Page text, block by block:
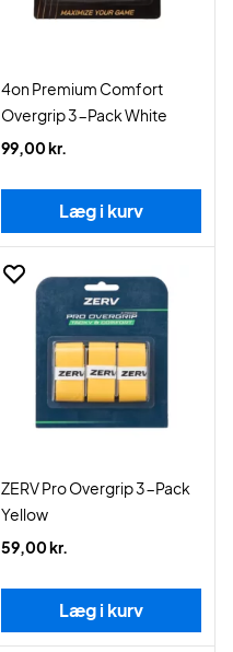
4on Premium Comfort
Overgrip 3-Pack White
99,00 kr.
Læg i kurv
ZERV Pro Overgrip 3-Pack
Yellow
59,00 kr.
Læg i kurv